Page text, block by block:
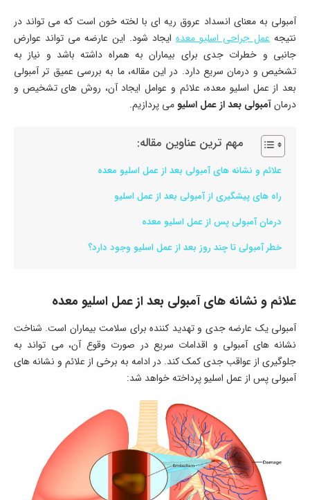
آمبولی به معنای انسداد عروق ریه ‌ای با لخته‌ خون است که می‌ تواند در
نتیجه عمل جراحی اسلیو معده ایجاد شود. این عارضه می ‌تواند عوارض
جانبی و خطرات جدی برای بیماران به همراه داشته باشد و نیاز به
تشخیص و درمان سریع دارد. در این مقاله، ما به بررسی عمیق‌ تر آمبولی
بعد از عمل اسلیو معده، علائم و عوامل ایجاد آن، روش‌ های تشخیص و
درمانآمبولی بعد از عمل اسلیومی پردازیم.
مهم ترین عناوین مقاله:
علائم و نشانه ‌های آمبولی بعد از عمل اسلیو معده
راه های پیشگیری از آمبولی بعد از عمل اسلیو
درمان آمبولی پس از عمل اسلیو معده
خطر آمبولی تا چند روز بعد از عمل اسلیو وجود دارد؟
علائم و نشانه ‌های آمبولی بعد از عمل اسلیو معده
آمبولی یک عارضه جدی و تهدید کننده‌ برای سلامت بیماران است. شناخت
نشانه‌ های آمبولی و اقدامات سریع در صورت وقوع آن، می‌ تواند به
جلوگیری از عواقب جدی کمک کند. در ادامه به برخی از علائم و نشانه‌ های
آمبولی پس از عمل اسلیو پرداخته خواهد شد: